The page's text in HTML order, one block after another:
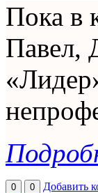
Пока в
Павел,
0 0 Добавить